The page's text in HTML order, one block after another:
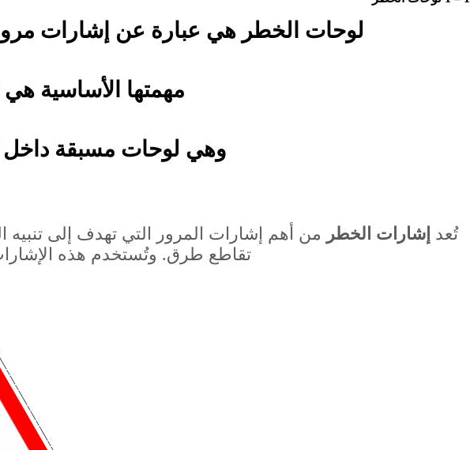
لوحات الخطر هي عبارة عن إشارات
مهمتها الأساسية هي
وهي لوحات مسبقة داخل المدينة بــ 50 م
تُعد إشارات الخطر من أهم إشارات المرور التي تهدف إلى
تقاطع طرق. وتُستخدم هذه